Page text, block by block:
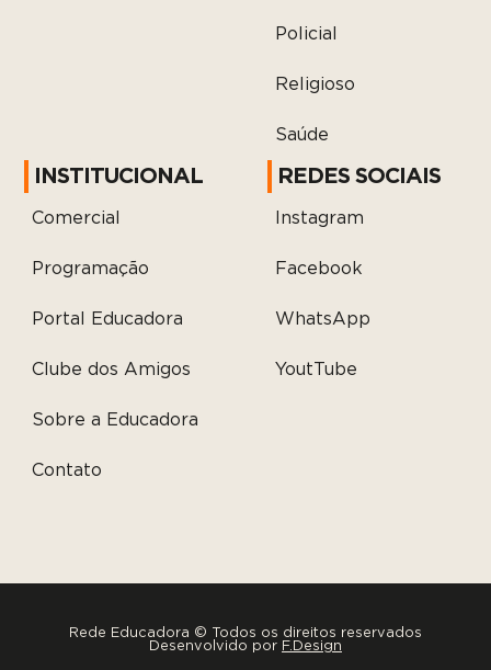
Policial
Religioso
Saúde
INSTITUCIONAL
Comercial
Programação
Portal Educadora
Clube dos Amigos
Sobre a Educadora
Contato
REDES SOCIAIS
Instagram
Facebook
WhatsApp
YoutTube
Rede Educadora © Todos os direitos reservados
Desenvolvido por F.Design